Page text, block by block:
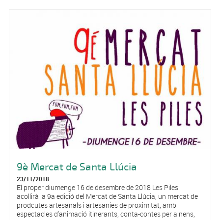
9è Mercat de Santa Llúcia
23/11/2018
El proper diumenge 16 de desembre de 2018 Les Piles
acollirà la 9a edició del Mercat de Santa Llúcia, un mercat de
prodcutes artesanals i artesanies de proximitat, amb
espectacles d'animació itinerants, conta-contes per a nens,